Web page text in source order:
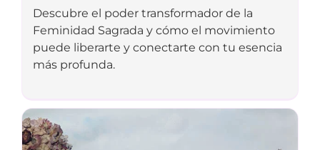
Descubre el poder transformador de la
Feminidad Sagrada y cómo el movimiento
puede liberarte y conectarte con tu esencia
más profunda.